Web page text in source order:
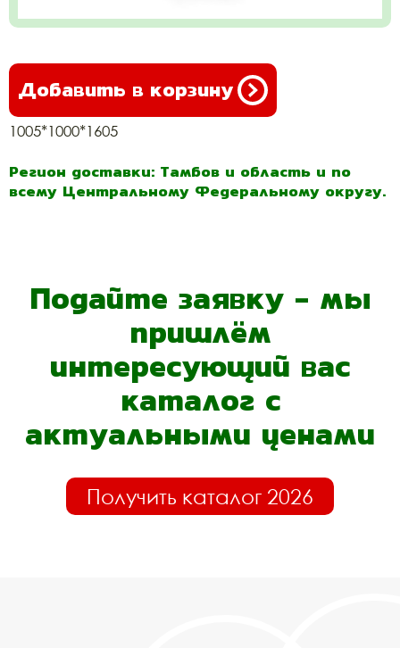
Добавить в корзину
1005*1000*1605
Регион доставки: Тамбов и область и по
всему Центральному Федеральному округу.
Подайте заявку - мы
пришлём
интересующий вас
каталог с
актуальными ценами
Получить каталог 2026